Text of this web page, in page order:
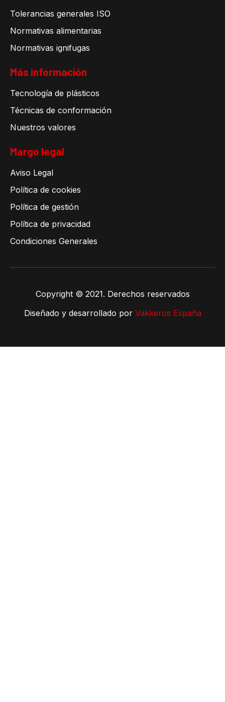
Tolerancias generales ISO
Normativas alimentarias
Normativas ignifugas
Más información
Tecnología de plásticos
Técnicas de conformación
Nuestros valores
Margo legal
Aviso Legal
Política de cookies
Política de gestión
Política de privacidad
Condiciones Generales
Copyright © 2021. Derechos reservados
Diseñado y desarrollado por Vakkeros España